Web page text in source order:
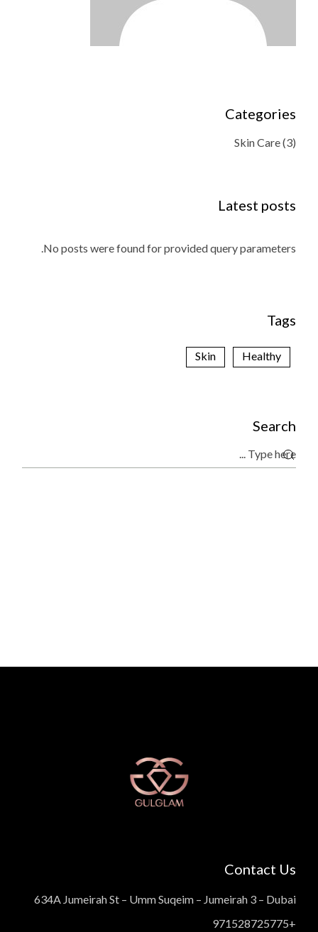
Categories
Skin Care(3)
Latest posts
No posts were found for provided query parameters.
Tags
Healthy
Skin
Search
Contact Us
634A Jumeirah St – Umm Suqeim – Jumeirah 3 – Dubai
+971528725775